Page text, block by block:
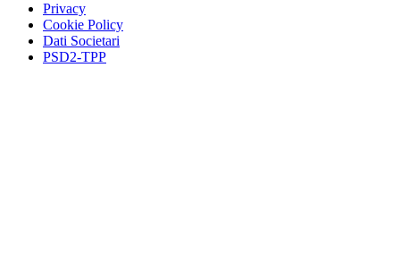
Privacy
Cookie Policy
Dati Societari
PSD2-TPP